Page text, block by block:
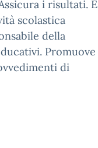
i risultati. È
scolastica
della
Promuove
di